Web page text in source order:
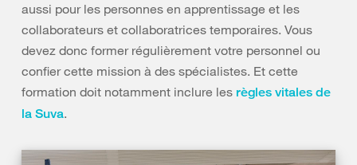
aussi pour les personnes en apprentissage et les
collaborateurs et collaboratrices temporaires. Vous
devez donc former régulièrement votre personnel ou
confier cette mission à des spécialistes. Et cette
formation doit notamment inclure les règles vitales de
la Suva.